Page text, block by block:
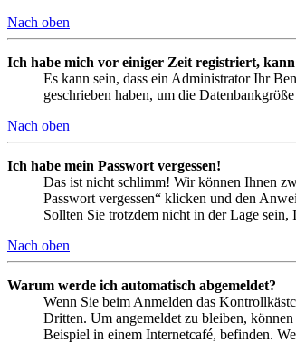
Nach oben
Ich habe mich vor einiger Zeit registriert,
Es kann sein, dass ein Administrator Ihr
geschrieben haben, um die
Nach oben
Ich habe mein Passwort vergessen!
Das ist nicht schlimm! Wir können Ihnen
Passwort vergessen“ klicken und den
Sollten Sie trotzdem nicht in der Lage
Nach oben
Warum werde ich automatisch abgemeldet?
Wenn Sie beim Anmelden das
Dritten. Um angemeldet zu bleiben,
Beispiel in einem Internetcafé, befinden.